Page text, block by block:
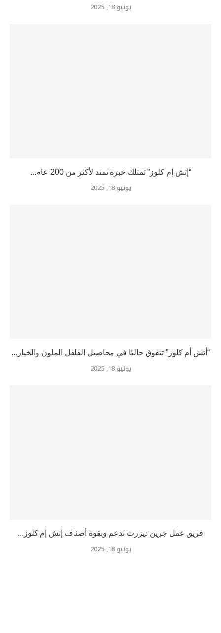
يونيو 18, 2025
“إتش إم كلوز” تمتلك خبرة تمتد لأكثر من 200 عام...
يونيو 18, 2025
“أتش أم كلوز” تتفوق حاليًا في محاصيل الفلفل الملون والخيار...
يونيو 18, 2025
فريق عمل جرين ديزرت ندعم وبقوة أصناف إتش إم كلوز...
يونيو 18, 2025